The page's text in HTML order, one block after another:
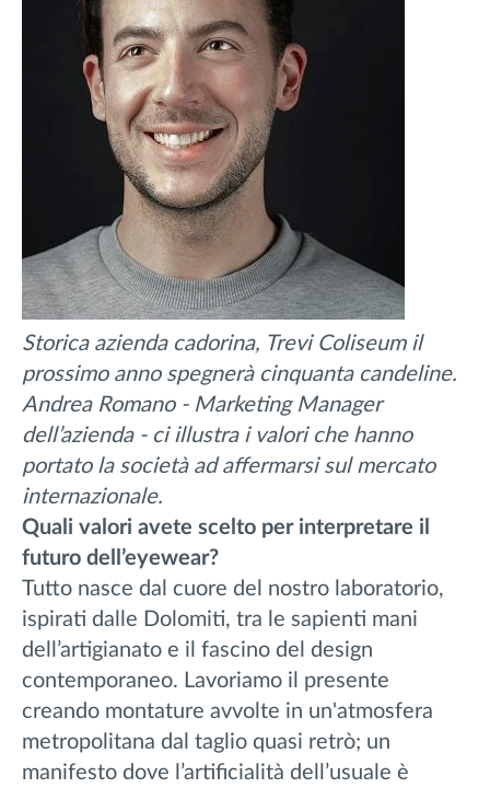
Storica azienda cadorina, Trevi Coliseum il
prossimo anno spegnerà cinquanta candeline.
Andrea Romano - Marketing Manager
dell’azienda - ci illustra i valori che hanno
portato la società ad affermarsi sul mercato
internazionale.
Quali valori avete scelto per interpretare il
futuro dell’eyewear?
Tutto nasce dal cuore del nostro laboratorio,
ispirati dalle Dolomiti, tra le sapienti mani
dell’artigianato e il fascino del design
contemporaneo. Lavoriamo il presente
creando montature avvolte in un'atmosfera
metropolitana dal taglio quasi retrò; un
manifesto dove l’artificialità dell’usuale è